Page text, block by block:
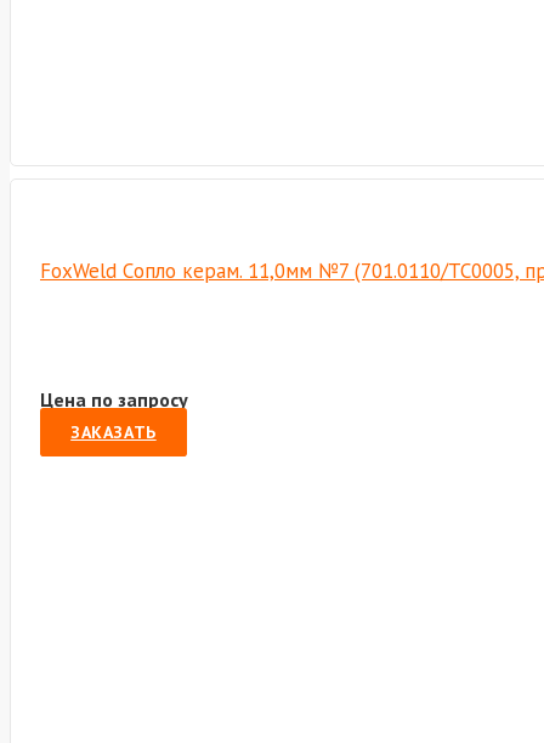
FoxWeld Cопло керам. 11,0мм №7 (701.0110/TC0005,
Цена по запросу
ЗАКАЗАТЬ